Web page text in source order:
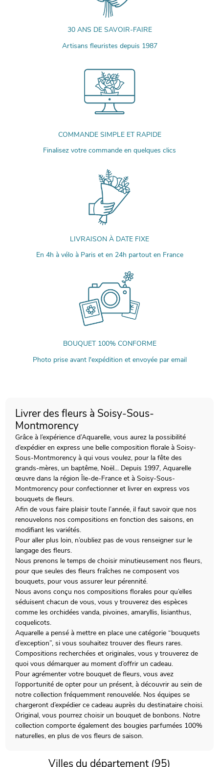
30 ANS DE SAVOIR-FAIRE
Artisans fleuristes depuis 1987
COMMANDE SIMPLE ET RAPIDE
Finalisez votre commande en quelques clics
LIVRAISON À DATE FIXE
En 4h à vélo à Paris et en 24h partout en France
BOUQUET 100% CONFORME
Photo prise avant l'expédition et envoyée par email
Livrer des fleurs à Soisy-Sous-
Montmorency
Grâce à l’expérience d’Aquarelle, vous aurez la possibilité
d’expédier en express une belle composition florale à Soisy-
Sous-Montmorency à qui vous voulez, pour la fête des
grands-mères, un baptême, Noël... Depuis 1997, Aquarelle
œuvre dans la région Île-de-France et à Soisy-Sous-
Montmorency pour confectionner et livrer en express vos
bouquets de fleurs.
Afin de vous faire plaisir toute l’année, il faut savoir que nos
renouvelons nos compositions en fonction des saisons, en
modifiant les variétés.
Pour aller plus loin, n’oubliez pas de vous renseigner sur le
langage des fleurs.
Nous prenons le temps de choisir minutieusement nos fleurs,
pour que seules des fleurs fraîches ne composent vos
bouquets, pour vous assurer leur pérennité.
Nous avons conçu nos compositions florales pour qu’elles
séduisent chacun de vous, vous y trouverez des espèces
comme les orchidées vanda, pivoines, amaryllis, lisianthus,
coquelicots.
Aquarelle a pensé à mettre en place une catégorie “bouquets
d’exception”, si vous souhaitez trouver des fleurs rares.
Compositions recherchées et originales, vous y trouverez de
quoi vous démarquer au moment d’offrir un cadeau.
Pour agrémenter votre bouquet de fleurs, vous avez
l’opportunité de opter pour un présent, à découvrir au sein de
notre collection fréquemment renouvelée. Nos équipes se
chargeront d’expédier ce cadeau auprès du destinataire choisi.
Original, vous pourrez choisir un bouquet de bonbons. Notre
collection comporte également des bougies parfumées 100%
naturelles, en plus de vos fleurs de saison.
Villes du département (95)